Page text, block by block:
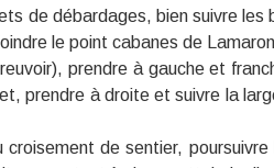
de débardages, bien suivre les
le point cabanes de
prendre à gauche et
prendre à droite et suivre la
de sentier,